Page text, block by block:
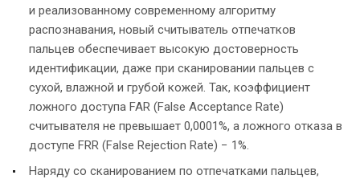
и реализованному современному алгоритму
распознавания, новый считыватель отпечатков
пальцев обеспечивает высокую достоверность
идентификации, даже при сканировании пальцев с
сухой, влажной и грубой кожей. Так, коэффициент
ложного доступа FAR (False Acceptance Rate)
считывателя не превышает 0,0001%, а ложного отказа в
доступе FRR (False Rejection Rate) − 1%.
Наряду со сканированием по отпечатками пальцев,